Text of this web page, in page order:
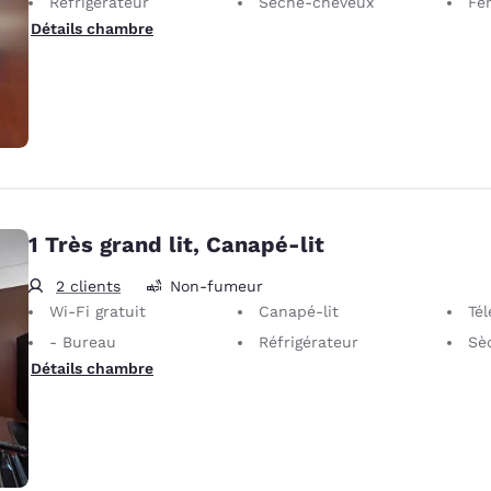
Détails chambre
1 Très grand lit, Canapé-lit
2 clients
Non-fumeur
Wi-Fi gratuit
Canapé-lit
- Bureau
Réfrigérateur
Détails chambre